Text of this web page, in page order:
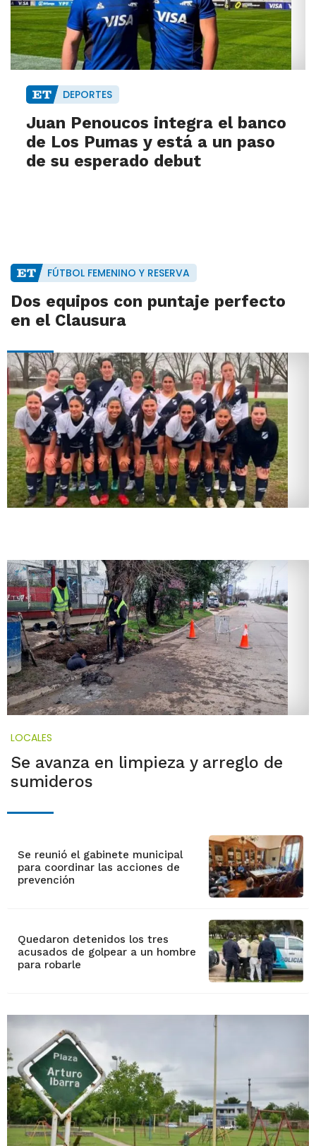
DEPORTES
Juan Penoucos integra el banco
de Los Pumas y está a un paso
de su esperado debut
FÚTBOL FEMENINO Y RESERVA
Dos equipos con puntaje perfecto
en el Clausura
LOCALES
Se avanza en limpieza y arreglo de
sumideros
Se reunió el gabinete municipal
para coordinar las acciones de
prevención
Quedaron detenidos los tres
acusados de golpear a un hombre
para robarle